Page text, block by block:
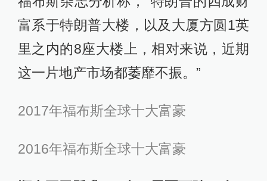
富系于特朗普大楼，以及大厦方圆1英
里之内的8座大楼上，相对来说，近期
这一片地产市场都萎靡不振。”
2017年福布斯全球十大富豪
2016年福布斯全球十大富豪